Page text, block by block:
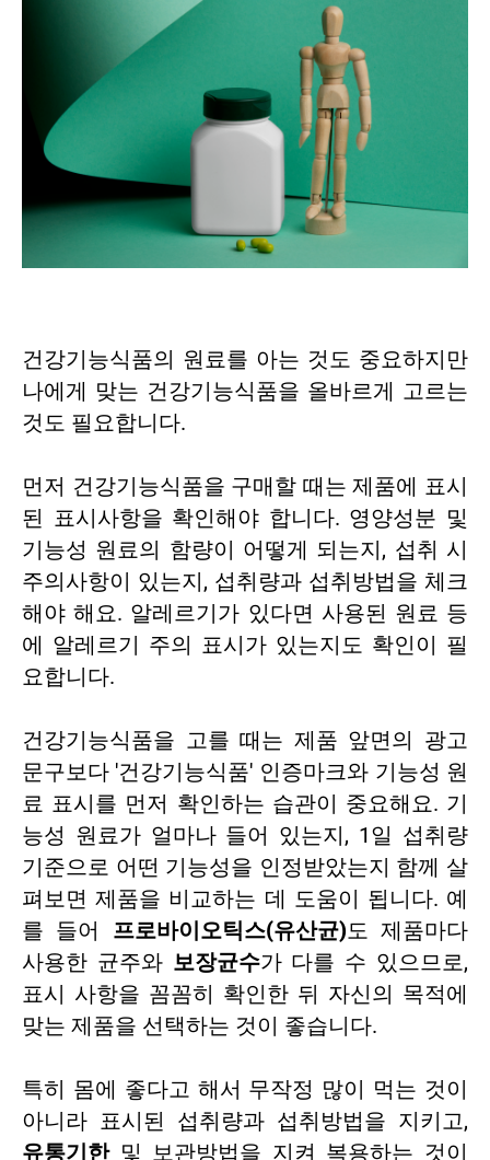
건강기능식품의 원료를 아는 것도 중요하지만
나에게 맞는 건강기능식품을 올바르게 고르는
것도 필요합니다.
먼저 건강기능식품을 구매할 때는 제품에 표시
된 표시사항을 확인해야 합니다. 영양성분 및
기능성 원료의 함량이 어떻게 되는지, 섭취 시
주의사항이 있는지, 섭취량과 섭취방법을 체크
해야 해요. 알레르기가 있다면 사용된 원료 등
에 알레르기 주의 표시가 있는지도 확인이 필
요합니다.
건강기능식품을 고를 때는 제품 앞면의 광고
문구보다 '건강기능식품' 인증마크와 기능성 원
료 표시를 먼저 확인하는 습관이 중요해요. 기
능성 원료가 얼마나 들어 있는지, 1일 섭취량
기준으로 어떤 기능성을 인정받았는지 함께 살
펴보면 제품을 비교하는 데 도움이 됩니다. 예
를 들어 프로바이오틱스(유산균)도 제품마다
사용한 균주와 보장균수가 다를 수 있으므로,
표시 사항을 꼼꼼히 확인한 뒤 자신의 목적에
맞는 제품을 선택하는 것이 좋습니다.
특히 몸에 좋다고 해서 무작정 많이 먹는 것이
아니라 표시된 섭취량과 섭취방법을 지키고,
유통기한및 보관방법을 지켜 복용하는 것이